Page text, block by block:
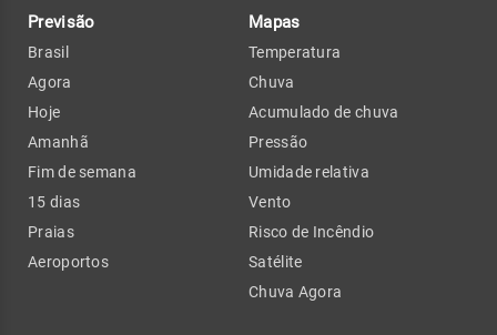
Previsão
Brasil
Agora
Hoje
Amanhã
Fim de semana
15 dias
Praias
Aeroportos
Mapas
Temperatura
Chuva
Acumulado de chuva
Pressão
Umidade relativa
Vento
Risco de Incêndio
Satélite
Chuva Agora